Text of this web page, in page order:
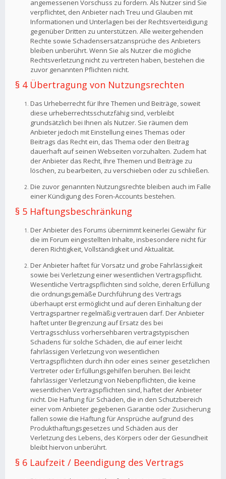
angemessenen Vorschuss zu fordern. Als Nutzer sind Sie
verpflichtet, den Anbieter nach Treu und Glauben mit
Informationen und Unterlagen bei der Rechtsverteidigung
gegenüber Dritten zu unterstützen. Alle weitergehenden
Rechte sowie Schadensersatzansprüche des Anbieters
bleiben unberührt. Wenn Sie als Nutzer die mögliche
Rechtsverletzung nicht zu vertreten haben, bestehen die
zuvor genannten Pflichten nicht.
§ 4 Übertragung von Nutzungsrechten
Das Urheberrecht für Ihre Themen und Beiträge, soweit
diese urheberrechtsschutzfähig sind, verbleibt
grundsätzlich bei Ihnen als Nutzer. Sie räumen dem
Anbieter jedoch mit Einstellung eines Themas oder
Beitrags das Recht ein, das Thema oder den Beitrag
dauerhaft auf seinen Webseiten vorzuhalten. Zudem hat
der Anbieter das Recht, Ihre Themen und Beiträge zu
löschen, zu bearbeiten, zu verschieben oder zu schließen.
Die zuvor genannten Nutzungsrechte bleiben auch im Falle
einer Kündigung des Foren-Accounts bestehen.
§ 5 Haftungsbeschränkung
Der Anbieter des Forums übernimmt keinerlei Gewähr für
die im Forum eingestellten Inhalte, insbesondere nicht für
deren Richtigkeit, Vollständigkeit und Aktualität.
Der Anbieter haftet für Vorsatz und grobe Fahrlässigkeit
sowie bei Verletzung einer wesentlichen Vertragspflicht.
Wesentliche Vertragspflichten sind solche, deren Erfüllung
die ordnungsgemäße Durchführung des Vertrags
überhaupt erst ermöglicht und auf deren Einhaltung der
Vertragspartner regelmäßig vertrauen darf. Der Anbieter
haftet unter Begrenzung auf Ersatz des bei
Vertragsschluss vorhersehbaren vertragstypischen
Schadens für solche Schäden, die auf einer leicht
fahrlässigen Verletzung von wesentlichen
Vertragspflichten durch ihn oder eines seiner gesetzlichen
Vertreter oder Erfüllungsgehilfen beruhen. Bei leicht
fahrlässiger Verletzung von Nebenpflichten, die keine
wesentlichen Vertragspflichten sind, haftet der Anbieter
nicht. Die Haftung für Schäden, die in den Schutzbereich
einer vom Anbieter gegebenen Garantie oder Zusicherung
fallen sowie die Haftung für Ansprüche aufgrund des
Produkthaftungsgesetzes und Schäden aus der
Verletzung des Lebens, des Körpers oder der Gesundheit
bleibt hiervon unberührt.
§ 6 Laufzeit / Beendigung des Vertrags